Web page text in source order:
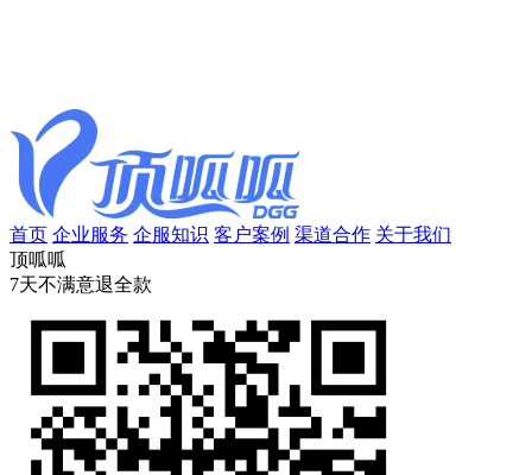
首页 企业服务 企服知识 客户案例 渠道合作 关于我们
顶呱呱
7天不满意退全款